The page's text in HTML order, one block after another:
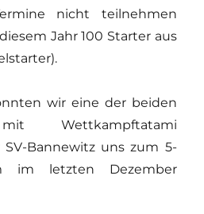
nicht teilnehmen
Jahr 100 Starter aus
wir eine der beiden
Wettkampftatami
Bannewitz uns zum 5-
im letzten Dezember